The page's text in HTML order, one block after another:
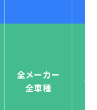
決済を国際5大カ
決済、賢くポ
全メーカー
全車種
全